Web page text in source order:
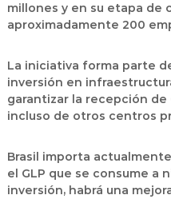
millones y en su etapa de
aproximadamente 200
La iniciativa forma parte
inversión en
garantizar la recepción de
incluso de otros centros
Brasil importa
el GLP que se consume a
inversión, habrá una